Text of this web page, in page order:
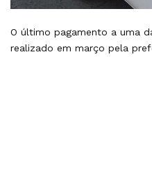
O último pagamento a uma
realizado em março pela